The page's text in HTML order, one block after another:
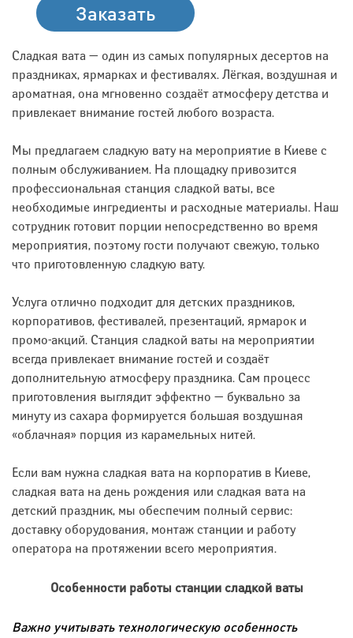
Заказать
Сладкая вата — один из самых популярных десертов на
праздниках, ярмарках и фестивалях. Лёгкая, воздушная и
ароматная, она мгновенно создаёт атмосферу детства и
привлекает внимание гостей любого возраста.
Мы предлагаем сладкую вату на мероприятие в Киеве с
полным обслуживанием. На площадку привозится
профессиональная станция сладкой ваты, все
необходимые ингредиенты и расходные материалы. Наш
сотрудник готовит порции непосредственно во время
мероприятия, поэтому гости получают свежую, только
что приготовленную сладкую вату.
Услуга отлично подходит для детских праздников,
корпоративов, фестивалей, презентаций, ярмарок и
промо-акций. Станция сладкой ваты на мероприятии
всегда привлекает внимание гостей и создаёт
дополнительную атмосферу праздника. Сам процесс
приготовления выглядит эффектно — буквально за
минуту из сахара формируется большая воздушная
«облачная» порция из карамельных нитей.
Если вам нужна сладкая вата на корпоратив в Киеве,
сладкая вата на день рождения или сладкая вата на
детский праздник, мы обеспечим полный сервис:
доставку оборудования, монтаж станции и работу
оператора на протяжении всего мероприятия.
Особенности работы станции сладкой ваты
Важно учитывать технологическую особенность